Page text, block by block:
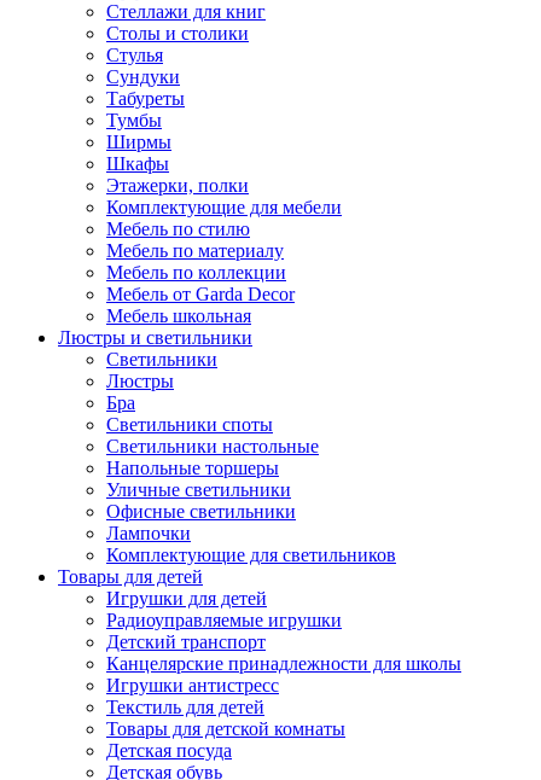
Стеллажи для книг
Столы и столики
Стулья
Сундуки
Табуреты
Тумбы
Ширмы
Шкафы
Этажерки, полки
Комплектующие для мебели
Мебель по стилю
Мебель по материалу
Мебель по коллекции
Мебель от Garda Decor
Мебель школьная
Люстры и светильники
Светильники
Люстры
Бра
Светильники споты
Светильники настольные
Напольные торшеры
Уличные светильники
Офисные светильники
Лампочки
Комплектующие для светильников
Товары для детей
Игрушки для детей
Радиоуправляемые игрушки
Детский транспорт
Канцелярские принадлежности для школы
Игрушки антистресс
Текстиль для детей
Товары для детской комнаты
Детская посуда
Детская обувь